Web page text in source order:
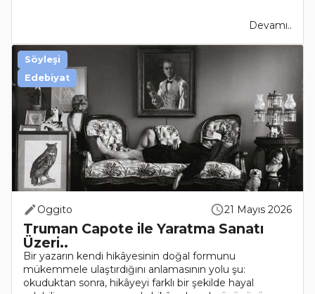
Devamı..
Oggito 21 Mayıs 2026
Truman Capote ile Yaratma Sanatı
Üzeri..
Bir yazarın kendi hikâyesinin doğal formunu
mükemmele ulaştırdığını anlamasının yolu şu:
okuduktan sonra, hikâyeyi farklı bir şekilde hayal
Söyleşi
Edebiyat